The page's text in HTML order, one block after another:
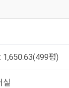
1,650.63(499평)
실